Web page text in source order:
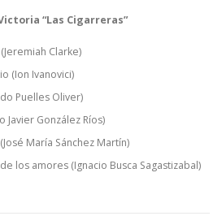
“Las Cigarreras”
Clarke)
(Ion Ivanovici)
Puelles Oliver)
Javier González Ríos)
María Sánchez Martín)
los amores (Ignacio Busca Sagastizabal)